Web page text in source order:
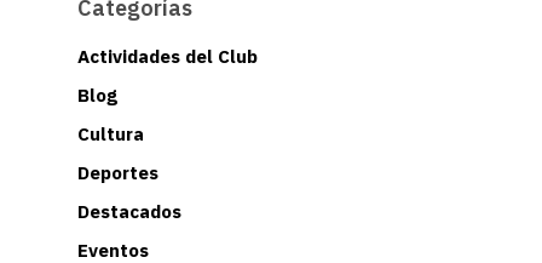
Categorías
Actividades del Club
Blog
Cultura
Deportes
Destacados
Eventos